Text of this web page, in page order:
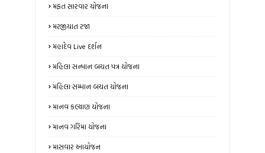
મફત સારવાર યોજના
મરજીયાત રજા
મહાદેવ Live દર્શન
મહિલા સન્માન બચત પત્ર યોજના
મહિલા સમ્માન બચત યોજના
માનવ કલ્યાણ યોજના
માનવ ગરિમા યોજના
માસવાર આયોજન